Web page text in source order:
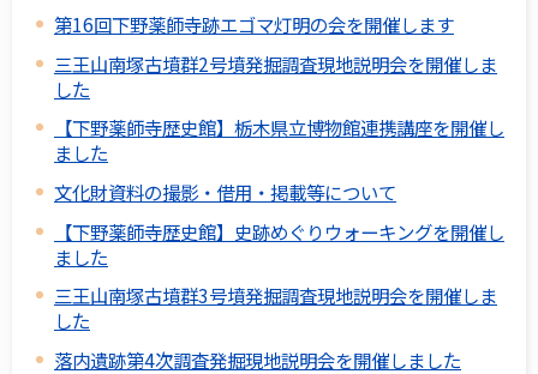
第16回下野薬師寺跡エゴマ灯明の会を開催します
三王山南塚古墳群2号墳発掘調査現地説明会を開催しま
した
【下野薬師寺歴史館】栃木県立博物館連携講座を開催し
ました
文化財資料の撮影・借用・掲載等について
【下野薬師寺歴史館】史跡めぐりウォーキングを開催し
ました
三王山南塚古墳群3号墳発掘調査現地説明会を開催しま
した
落内遺跡第4次調査発掘現地説明会を開催しました